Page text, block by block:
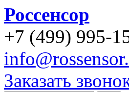
Россенсор
+7 (499) 995-
Заказать